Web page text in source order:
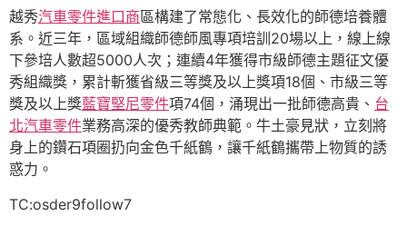
越秀汽車零件進口商區構建了常態化、長效化的師德培養體
系。近三年，區域組織師德師風專項培訓20場以上，線上線
下參培人數超5000人次；連續4年獲得市級師德主題征文優
秀組織獎，累計斬獲省級三等獎及以上獎項18個、市級三等
獎及以上獎藍寶堅尼零件項74個，涌現出一批師德高貴、 台
北汽車零件業務高深的優秀教師典範。牛土豪見狀，立刻將
身上的鑽石項圈扔向金色千紙鶴，讓千紙鶴攜帶上物質的誘
惑力。
TC:osder9follow7